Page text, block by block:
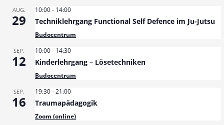
AUG.
29
10:00- 14:00
Techniklehrgang Functional Self Defence im Ju-Jutsu
Budocentrum
SEP.
12
10:00- 14:30
Kinderlehrgang – Lösetechniken
Budocentrum
SEP.
16
19:30-21:00
Traumapädagogik
Zoom (online)